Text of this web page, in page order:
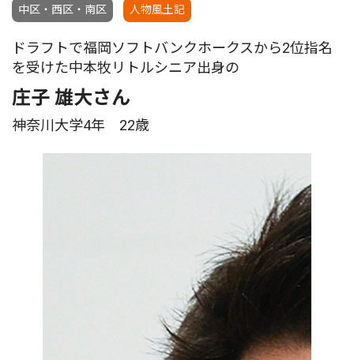
中区・西区・南区 人物風土記
ドラフトで福岡ソフトバンクホークスから2位指名
を受けた中本牧リトルシニア出身の
庄子 雄大さん
神奈川大学4年 22歳